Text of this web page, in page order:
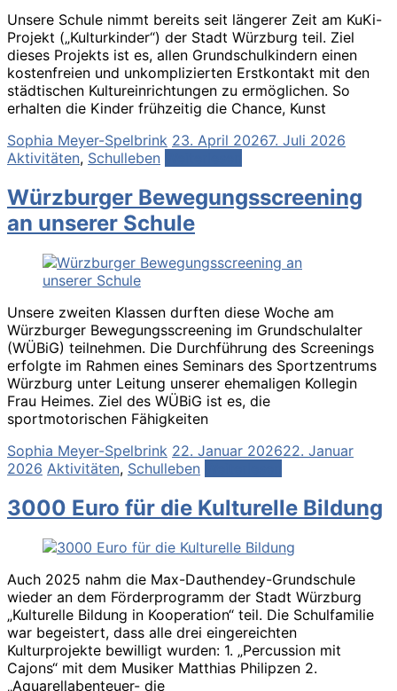
Unsere Schule nimmt bereits seit längerer Zeit am KuKi-
Projekt („Kulturkinder“) der Stadt Würzburg teil. Ziel
dieses Projekts ist es, allen Grundschulkindern einen
kostenfreien und unkomplizierten Erstkontakt mit den
städtischen Kultureinrichtungen zu ermöglichen. So
erhalten die Kinder frühzeitig die Chance, Kunst
Sophia Meyer-Spelbrink 23. April 20267. Juli 2026
Aktivitäten, Schulleben
Würzburger Bewegungsscreening
an unserer Schule
Unsere zweiten Klassen durften diese Woche am
Würzburger Bewegungsscreening im Grundschulalter
(WÜBiG) teilnehmen. Die Durchführung des Screenings
erfolgte im Rahmen eines Seminars des Sportzentrums
Würzburg unter Leitung unserer ehemaligen Kollegin
Frau Heimes. Ziel des WÜBiG ist es, die
sportmotorischen Fähigkeiten
Sophia Meyer-Spelbrink 22. Januar 202622. Januar
2026 Aktivitäten, Schulleben
3000 Euro für die Kulturelle Bildung
Auch 2025 nahm die Max-Dauthendey-Grundschule
wieder an dem Förderprogramm der Stadt Würzburg
„Kulturelle Bildung in Kooperation“ teil. Die Schulfamilie
war begeistert, dass alle drei eingereichten
Kulturprojekte bewilligt wurden: 1. „Percussion mit
Cajons“ mit dem Musiker Matthias Philipzen 2.
„Aquarellabenteuer- die